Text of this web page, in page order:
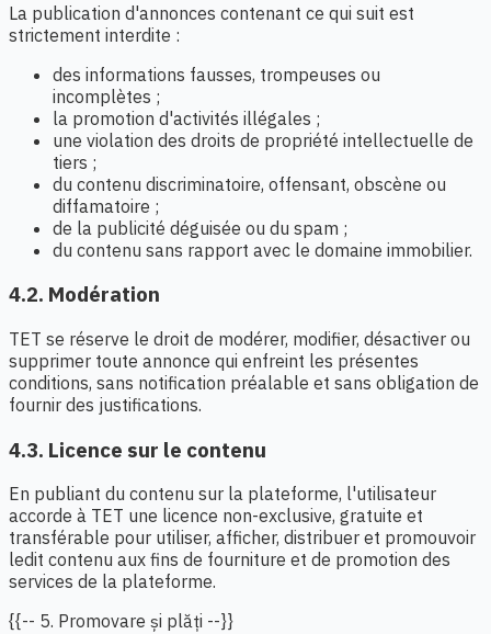
La publication d'annonces contenant ce qui suit est
strictement interdite :
des informations fausses, trompeuses ou
incomplètes ;
la promotion d'activités illégales ;
une violation des droits de propriété intellectuelle de
tiers ;
du contenu discriminatoire, offensant, obscène ou
diffamatoire ;
de la publicité déguisée ou du spam ;
du contenu sans rapport avec le domaine immobilier.
4.2. Modération
TET se réserve le droit de modérer, modifier, désactiver ou
supprimer toute annonce qui enfreint les présentes
conditions, sans notification préalable et sans obligation de
fournir des justifications.
4.3. Licence sur le contenu
En publiant du contenu sur la plateforme, l'utilisateur
accorde à TET une licence non-exclusive, gratuite et
transférable pour utiliser, afficher, distribuer et promouvoir
ledit contenu aux fins de fourniture et de promotion des
services de la plateforme.
{{-- 5. Promovare și plăți --}}